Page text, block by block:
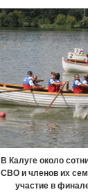
В Калуге около
СВО и членов их
участие в